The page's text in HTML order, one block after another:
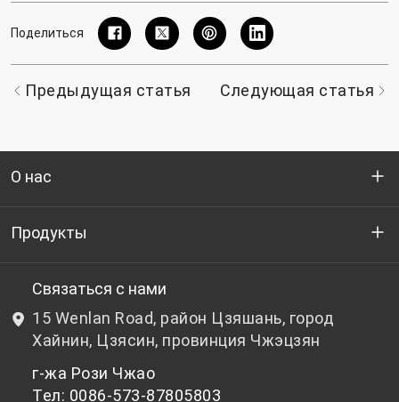
Поделиться
Предыдущая статья Следующая статья
О нас
Кто мы
НИОКР
Новости и события
политика конфиденциальности
Продукты
Бутылочный ПЭТ-гранулят
Небутылочный ПЭТ-гранулят
Связаться с нами
15 Wenlan Road, район Цзяшань, город
Хайнин, Цзясин, провинция Чжэцзян
г-жа Рози Чжао
Тел: 0086-573-87805803